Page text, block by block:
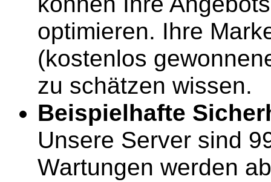
optimieren. Ihre
(kostenlos
zu schätzen wissen.
Beispielhafte
Unsere Server sind
Wartungen werden